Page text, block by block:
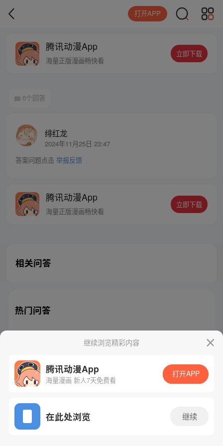
打开APP
腾讯动漫App
海量正版漫画畅快看
立即下载
0个回答
绯红龙
2024年11月25日 23:47
答案问题点击 举报反馈
腾讯动漫App
海量正版漫画畅快看
立即下载
相关问答
热门问答
继续浏览精彩内容
腾讯动漫App
海量漫画 新人7天免费看
打开APP
在此处浏览 继续
腾讯漫画 起点读书 QQ阅读
网站备案/许可证号：粤B2-20090059-5